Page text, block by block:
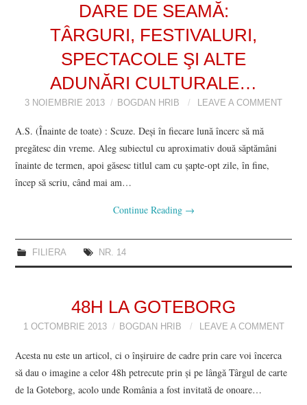
DARE DE SEAMĂ:
TÂRGURI, FESTIVALURI,
SPECTACOLE ŞI ALTE
ADUNĂRI CULTURALE…
3 NOIEMBRIE 2013 BOGDAN HRIB LEAVE A COMMENT
A.S. (Înainte de toate) : Scuze. Deşi în fiecare lună încerc să mă
pregătesc din vreme. Aleg subiectul cu aproximativ două săptămâni
înainte de termen, apoi găsesc titlul cam cu şapte-opt zile, în fine,
încep să scriu, când mai am…
Continue Reading →
FILIERA NR. 14
48H LA GOTEBORG
1 OCTOMBRIE 2013 BOGDAN HRIB LEAVE A COMMENT
Acesta nu este un articol, ci o înşiruire de cadre prin care voi încerca
să dau o imagine a celor 48h petrecute prin şi pe lângă Târgul de carte
de la Goteborg, acolo unde România a fost invitată de onoare…